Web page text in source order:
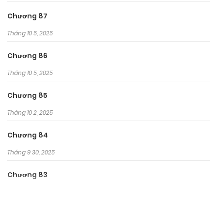
Chương 87
Tháng 10 5, 2025
Chương 86
Tháng 10 5, 2025
Chương 85
Tháng 10 2, 2025
Chương 84
Tháng 9 30, 2025
Chương 83